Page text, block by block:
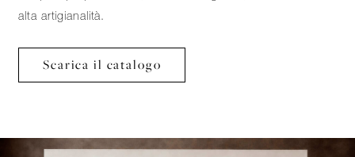
alta artigianalità.
Scarica il catalogo